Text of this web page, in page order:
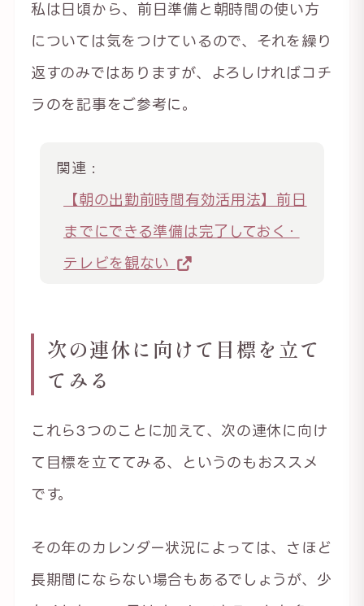
私は日頃から、前日準備と朝時間の使い方
については気をつけているので、それを繰り
返すのみではありますが、よろしければコチ
ラのを記事をご参考に。
関連 :
【朝の出勤前時間有効活用法】前日
までにできる準備は完了しておく・
テレビを観ない
次の連休に向けて目標を立て
てみる
これら3つのことに加えて、次の連休に向け
て目標を立ててみる、というのもおススメ
です。
その年のカレンダー状況によっては、さほど
長期間にならない場合もあるでしょうが、少